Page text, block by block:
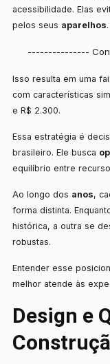
acessibilidade. Elas
pelos seus aparelhos.
---------------
Isso resulta em uma
com características
e R$ 2.300.
Essa estratégia é
brasileiro. Ele busca
equilíbrio entre
Ao longo dos anos,
forma distinta.
histórica, a outra se
robustas.
Entender esse
melhor atende às
Design e